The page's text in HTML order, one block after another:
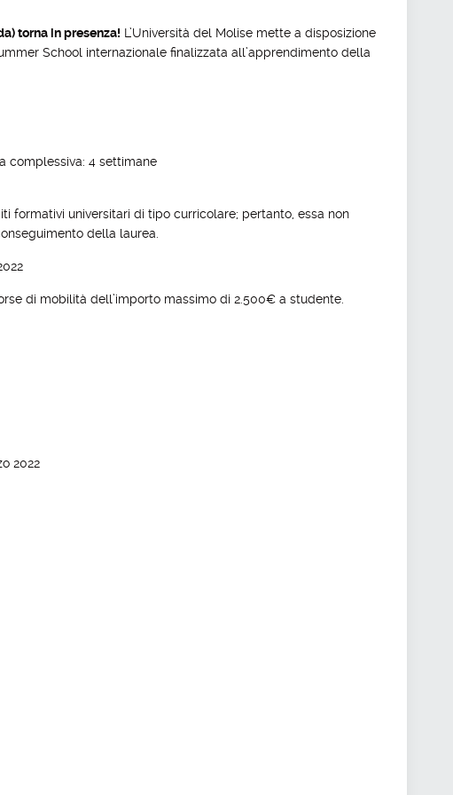
torna in presenza! L’Università del Molise mette a disposizione
School internazionale finalizzata all’apprendimento della
complessiva: 4 settimane
formativi universitari di tipo curricolare; pertanto, essa non
della laurea.
di mobilità dell’importo massimo di 2.500€ a studente.
2022